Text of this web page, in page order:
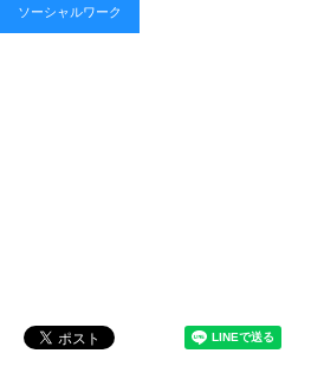
ソーシャルワーク